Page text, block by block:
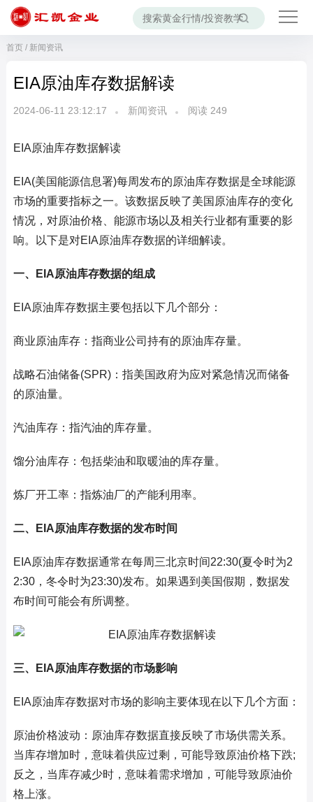
首页/ 新闻资讯
EIA原油库存数据解读
2024-06-11 23:12:17 新闻资讯 阅读 249
EIA原油库存数据解读
EIA(美国能源信息署)每周发布的原油库存数据是全球能源
市场的重要指标之一。该数据反映了美国原油库存的变化
情况，对原油价格、能源市场以及相关行业都有重要的影
响。以下是对EIA原油库存数据的详细解读。
一、EIA原油库存数据的组成
EIA原油库存数据主要包括以下几个部分：
商业原油库存：指商业公司持有的原油库存量。
战略石油储备(SPR)：指美国政府为应对紧急情况而储备
的原油量。
汽油库存：指汽油的库存量。
馏分油库存：包括柴油和取暖油的库存量。
炼厂开工率：指炼油厂的产能利用率。
二、EIA原油库存数据的发布时间
EIA原油库存数据通常在每周三北京时间22:30(夏令时为2
2:30，冬令时为23:30)发布。如果遇到美国假期，数据发
布时间可能会有所调整。
三、EIA原油库存数据的市场影响
EIA原油库存数据对市场的影响主要体现在以下几个方面：
原油价格波动：原油库存数据直接反映了市场供需关系。
当库存增加时，意味着供应过剩，可能导致原油价格下跌;
反之，当库存减少时，意味着需求增加，可能导致原油价
格上涨。